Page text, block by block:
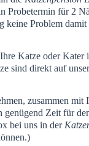
Probetermin für 2
Problem
Katze oder
sind direkt auf
zusammen mit
genügend Zeit für
bei uns in der